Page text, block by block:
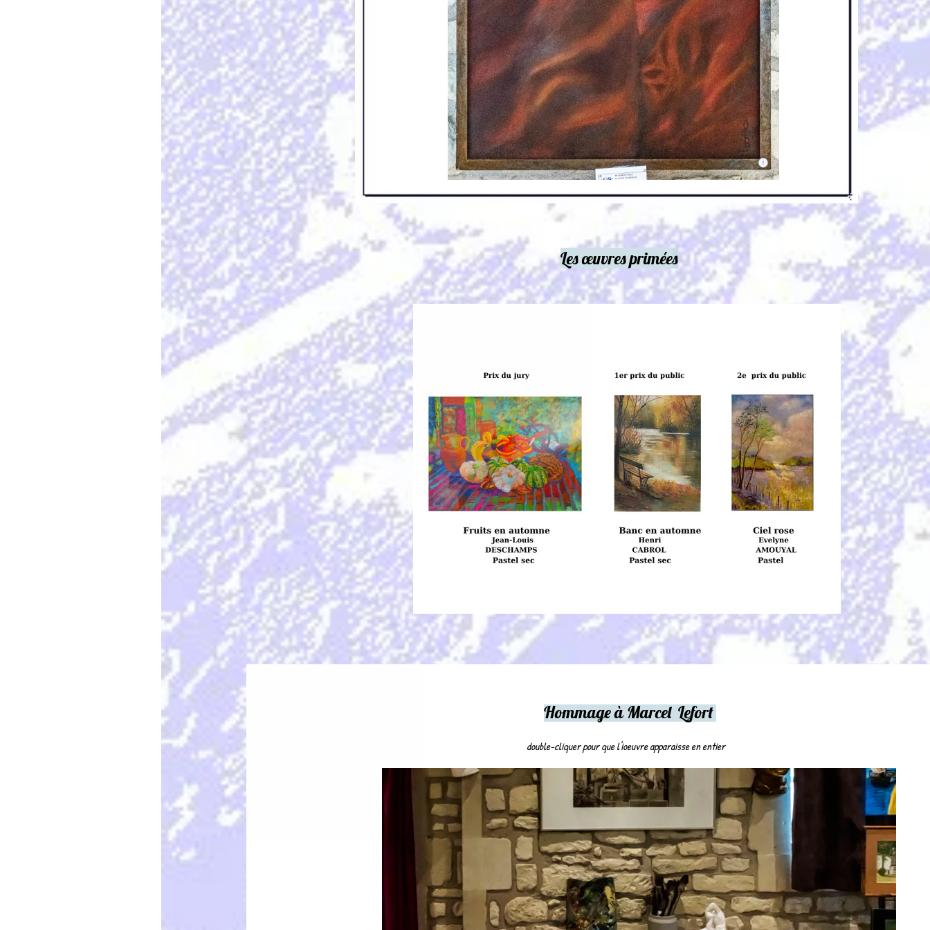
Les œuvres primée s
Hommage à Marcel Lefort
double-cliquer pour que l'ioeuvre apparaisse en entier